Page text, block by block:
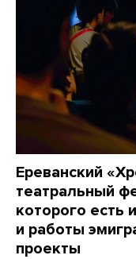
Ереванский
театральный
которого есть
и работы
проекты